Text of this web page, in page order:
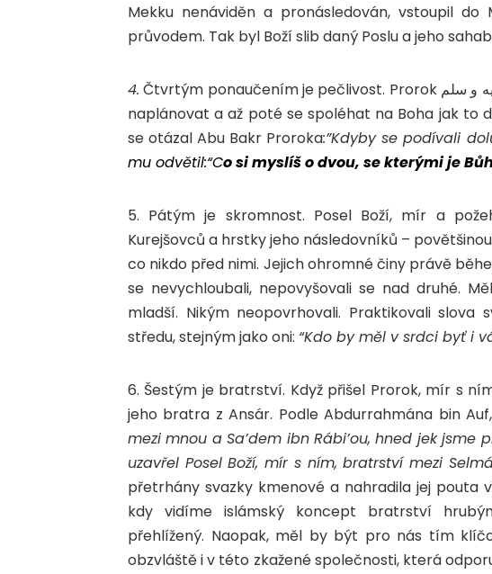
Mekku nenáviděn a pronásledován, vstoupil
průvodem. Tak byl Boží slib daný Poslu a jeho
4. Čtvrtým ponaučením je pečlivost. Prorok صل الله عليه و سلم nás naučil vše pečlivě zařídit a
naplánovat a až poté se spoléhat na Boha jak to
se otázal Abu Bakr Proroka:”Kdyby se podívali
mu odvětil:“Co si myslíš o dvou, se kterými je
5. Pátým je skromnost. Posel Boží, mír a
Kurejšovců a hrstky jeho následovníků –
co nikdo před nimi. Jejich ohromné činy právě
se nevychloubali, nepovyšovali se nad druhé.
mladší. Nikým neopovrhovali. Praktikovali
středu, stejným jako oni: “Kdo by měl v srdci byť i
6. Šestým je bratrství. Když přišel Prorok, mír s
jeho bratra z Ansár. Podle Abdurrahmána bin
mezi mnou a Sa’dem ibn Rábi’ou, hned jek jsme
uzavřel Posel Boží, mír s ním, bratrství mezi
přetrhány svazky kmenové a nahradila jej pouta
kdy vidíme islámský koncept bratrství
přehlížený. Naopak, měl by být pro nás tím
obzvláště i v této zkažené společnosti, která